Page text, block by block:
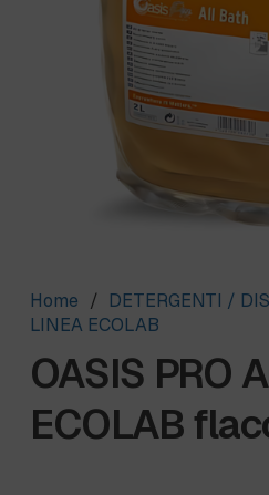
Home / DETERGENTI /
LINEA ECOLAB
OASIS PRO
ECOLAB